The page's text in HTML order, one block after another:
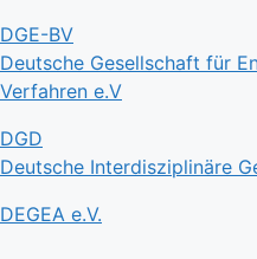
DGE-BV
Deutsche Gesellschaft für
Verfahren e.V
DGD
Deutsche Interdisziplinäre
DEGEA e.V.